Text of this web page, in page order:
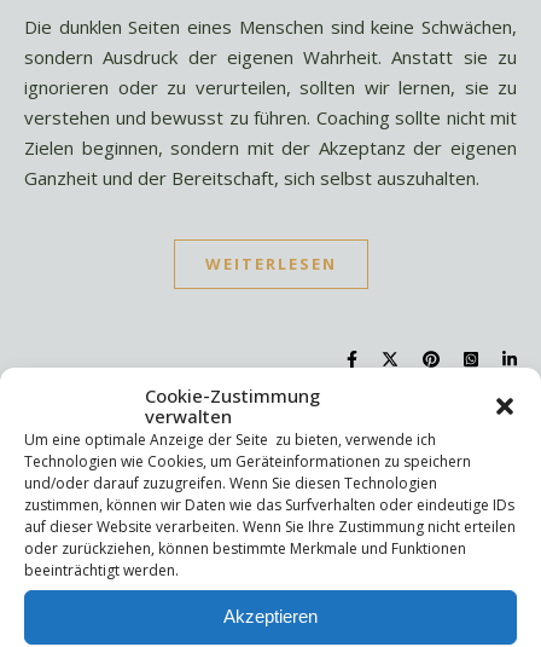
Cookie-Zustimmung
verwalten
Um eine optimale Anzeige der Seite zu bieten, verwende ich
Technologien wie Cookies, um Geräteinformationen zu speichern
und/oder darauf zuzugreifen. Wenn Sie diesen Technologien
zustimmen, können wir Daten wie das Surfverhalten oder eindeutige IDs
auf dieser Website verarbeiten. Wenn Sie Ihre Zustimmung nicht erteilen
oder zurückziehen, können bestimmte Merkmale und Funktionen
beeinträchtigt werden.
Akzeptieren
Die dunklen Seiten eines Menschen sind keine Schwächen,
sondern Ausdruck der eigenen Wahrheit. Anstatt sie zu
ignorieren oder zu verurteilen, sollten wir lernen, sie zu
verstehen und bewusst zu führen. Coaching sollte nicht mit
Zielen beginnen, sondern mit der Akzeptanz der eigenen
Ganzheit und der Bereitschaft, sich selbst auszuhalten.
WEITERLESEN
Suchen
Letzte Beiträge
Die Mentale Sicherheitsarchitektur
Wettbewerbsfähigkeit